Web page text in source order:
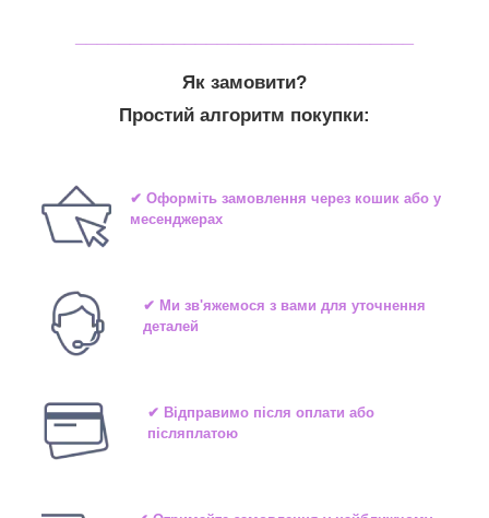
Як замовити?
Простий алгоритм покупки:
✔ Оформіть замовлення через кошик або у
месенджерах
✔ Ми зв'яжемося з вами для уточнення
деталей
✔ Відправимо після оплати або
післяплатою